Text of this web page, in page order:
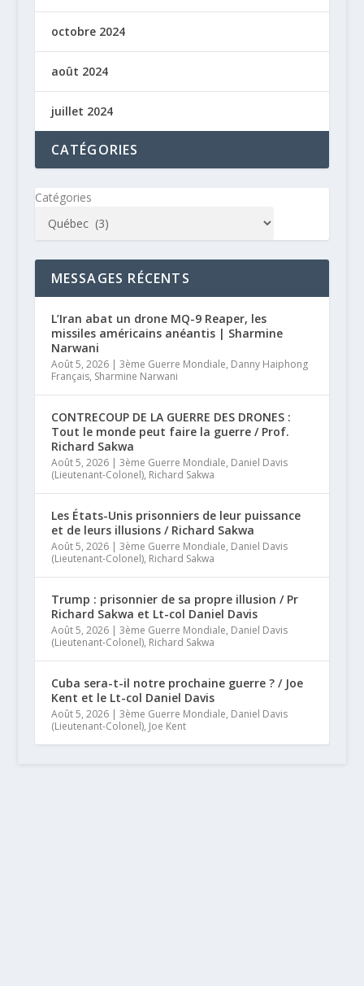
octobre 2024
août 2024
juillet 2024
CATÉGORIES
Catégories
MESSAGES RÉCENTS
L’Iran abat un drone MQ-9 Reaper, les
missiles américains anéantis | Sharmine
Narwani
Août 5, 2026| 3ème Guerre Mondiale, Danny Haiphong
Français, Sharmine Narwani
CONTRECOUP DE LA GUERRE DES DRONES :
Tout le monde peut faire la guerre / Prof.
Richard Sakwa
Août 5, 2026| 3ème Guerre Mondiale, Daniel Davis
(Lieutenant-Colonel), Richard Sakwa
Les États-Unis prisonniers de leur puissance
et de leurs illusions / Richard Sakwa
Août 5, 2026| 3ème Guerre Mondiale, Daniel Davis
(Lieutenant-Colonel), Richard Sakwa
Trump : prisonnier de sa propre illusion / Pr
Richard Sakwa et Lt-col Daniel Davis
Août 5, 2026| 3ème Guerre Mondiale, Daniel Davis
(Lieutenant-Colonel), Richard Sakwa
Cuba sera-t-il notre prochaine guerre ? / Joe
Kent et le Lt-col Daniel Davis
Août 5, 2026| 3ème Guerre Mondiale, Daniel Davis
(Lieutenant-Colonel), Joe Kent